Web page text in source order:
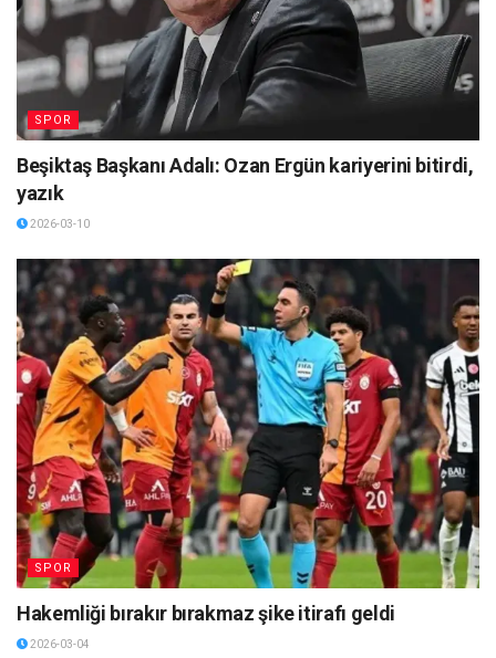
SPOR
Beşiktaş Başkanı Adalı: Ozan Ergün kariyerini bitirdi,
yazık
2026-03-10
SPOR
Hakemliği bırakır bırakmaz şike itirafı geldi
2026-03-04